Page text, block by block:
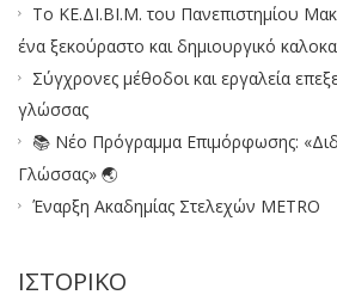
Το ΚΕ.ΔΙ.ΒΙ.Μ. του Πανεπιστημίου
ένα ξεκούραστο και δημιουργικό
Σύγχρονες μέθοδοι και εργαλεία
γλώσσας
📚 Νέο Πρόγραμμα Επιμόρφωσης:
Γλώσσας» 🌏
Έναρξη Ακαδημίας Στελεχών METRO
ΙΣΤΟΡΙΚΌ